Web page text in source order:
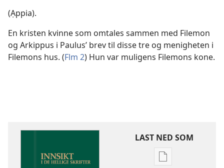
(Ạppia).
En kristen kvinne som omtales sammen med Filemon
og Arkippus i Paulus’ brev til disse tre og menigheten i
Filemons hus. (Flm 2) Hun var muligens Filemons kone.
LAST NED SOM